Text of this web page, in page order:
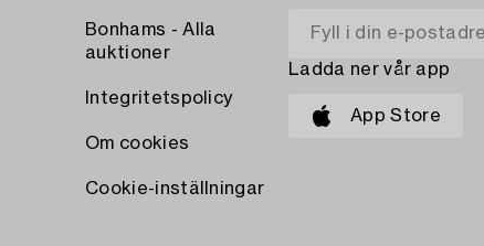
Bonhams - Alla
auktioner
Integritetspolicy
Om cookies
Cookie-inställningar
Ladda ner vår app
App Store